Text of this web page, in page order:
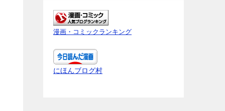
内
容
を
知
り
た
漫画・コミックランキング
にほんブログ村